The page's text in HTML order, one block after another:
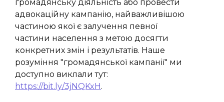
громадянську діяльність або провести
адвокаційну кампанію, найважливішою
частиною якої є залучення певної
частини населення з метою досягти
конкретних змін і результатів. Наше
розуміння "громадянської кампанії" ми
доступно виклали тут:
https://bit.ly/3jNQKxH.